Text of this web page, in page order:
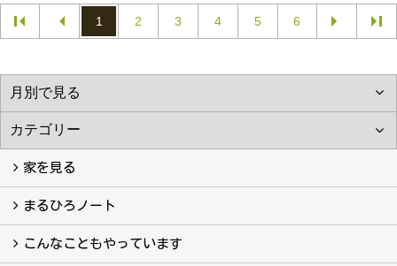
1 2 3 4 5 6
家を見る
フォトギャラリー
現場レポート
完工事例
お客様の声
まるひろノート
真っ直ぐの家づくり
自慢の大工たち
こだわりの自然素材
快適な家のエッセンス
注文住宅ができるまで
こんなこともやっています